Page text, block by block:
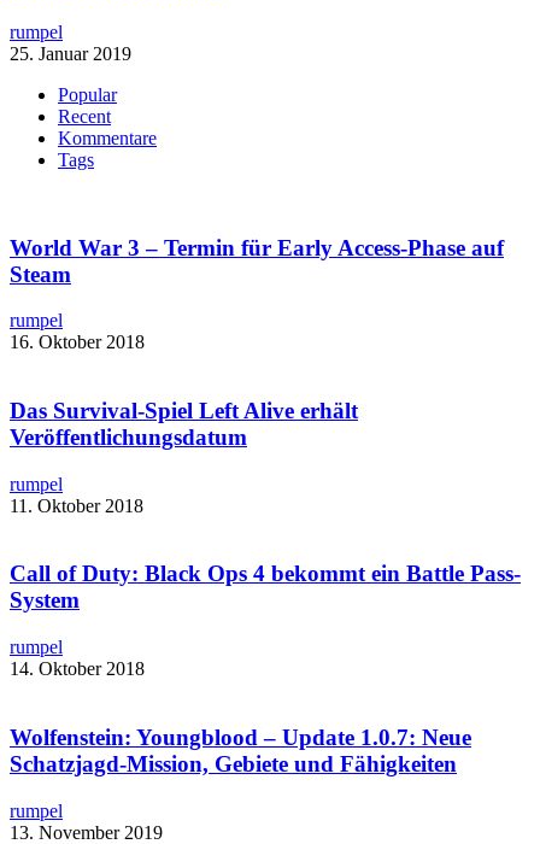
rumpel
25. Januar 2019
Popular
Recent
Kommentare
Tags
World War 3 – Termin für Early Access-Phase auf
Steam
rumpel
16. Oktober 2018
Das Survival-Spiel Left Alive erhält
Veröffentlichungsdatum
rumpel
11. Oktober 2018
Call of Duty: Black Ops 4 bekommt ein Battle Pass-
System
rumpel
14. Oktober 2018
Wolfenstein: Youngblood – Update 1.0.7: Neue
Schatzjagd-Mission, Gebiete und Fähigkeiten
rumpel
13. November 2019